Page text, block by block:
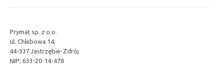
Prymat sp. z o.o.
ul. Chlebowa 14,
44-337 Jastrzębie-Zdrój
NIP: 633-20-14-478